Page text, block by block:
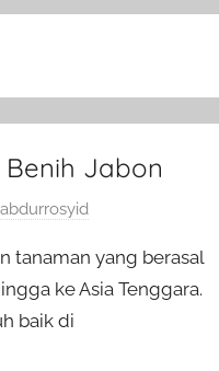
Jabon
abdurrosyid
tanaman yang berasal
ke Asia Tenggara.
baik di